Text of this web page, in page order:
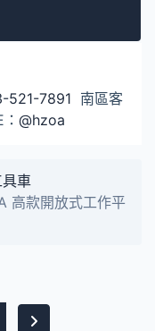
521-7891 南區客
@hzoa
車
高款開放式工作平